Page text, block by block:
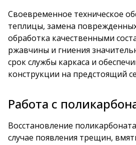
Своевременное техническое
теплицы, замена
обработка качественными
ржавчины и гниения
срок службы каркаса и
конструкции на предстоящий
Работа с
Восстановление
случае появления трещин,